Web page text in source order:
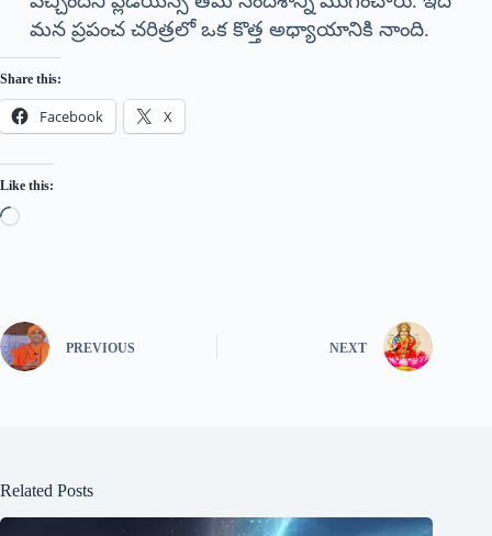
మన ప్రపంచ చరిత్రలో ఒక కొత్త అధ్యాయానికి నాంది.
Share this:
Facebook X
Like this:
PREVIOUS NEXT
Related Posts